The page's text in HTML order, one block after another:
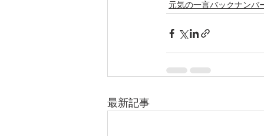
元気の一言バックナンバ
最新記事